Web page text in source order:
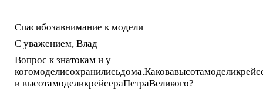
Спасибозавнимание к модели
С уважением, Влад
Вопрос к знатокам и у
и высотамоделикрейсераПетраВеликого?